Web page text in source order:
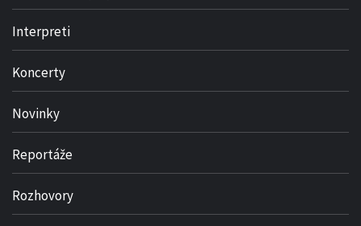
Interpreti
Koncerty
Novinky
Reportáže
Rozhovory